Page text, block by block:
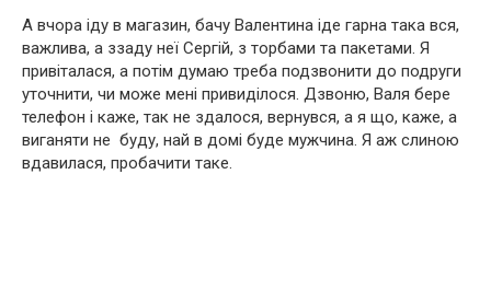
А вчора іду в магазин, бачу Валентина іде гарна така вся,
важлива, а ззаду неї Сергій, з торбами та пакетами. Я
привіталася, а потім думаю треба подзвонити до подруги
уточнити, чи може мені привиділося. Дзвоню, Валя бере
телефон і каже, так не здалося, вернувся, а я що, каже, а
виганяти не буду, най в домі буде мужчина. Я аж слиною
вдавилася, пробачити таке.